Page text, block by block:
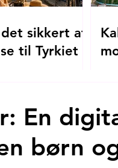
sikkert at
til Tyrkiet i
En
børn